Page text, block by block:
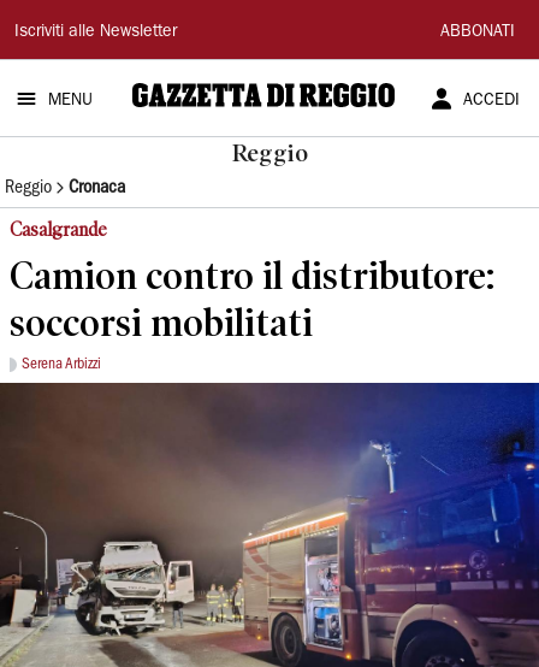
Gazzetta
di
Reggio
Iscriviti alle Newsletter ABBONATI
MENU ACCEDI
Reggio
Reggio Cronaca
Casalgrande
Camion contro il distributore:
soccorsi mobilitati
Serena Arbizzi